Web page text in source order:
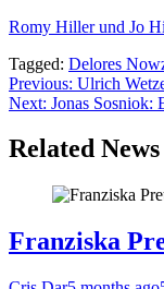
Romy Hiller und Jo
Tagged: Delores
Post
navigation
Previous: Ulrich
Next: Jonas Sosniok:
Related News
Franziska